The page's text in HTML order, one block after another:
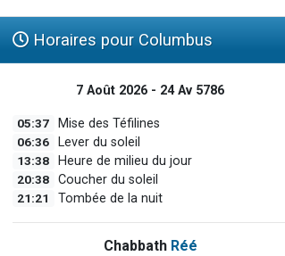
Horaires pour Columbus
7 Août 2026 - 24 Av 5786
05:37 Mise des Téfilines
06:36 Lever du soleil
13:38 Heure de milieu du jour
20:38 Coucher du soleil
21:21 Tombée de la nuit
Chabbath Réé